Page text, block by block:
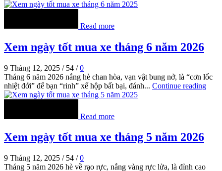
Read more
Xem ngày tốt mua xe tháng 6 năm 2026
9 Tháng 12, 2025 / 54 / 0
Tháng 6 năm 2026 nắng hè chan hòa, vạn vật bung nở, là “cơn lốc
nhiệt đới” để bạn “rinh” xế hộp bất bại, đánh... Continue reading
Read more
Xem ngày tốt mua xe tháng 5 năm 2026
9 Tháng 12, 2025 / 54 / 0
Tháng 5 năm 2026 hè về rạo rực, nắng vàng rực lửa, là đỉnh cao